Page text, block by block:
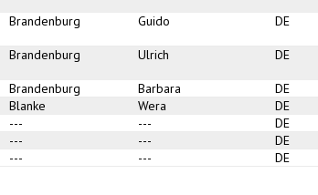
Brandenburg Guido DE
Brandenburg Ulrich DE
Brandenburg Barbara DE
Blanke Wera DE
--- --- DE
--- --- DE
--- --- DE